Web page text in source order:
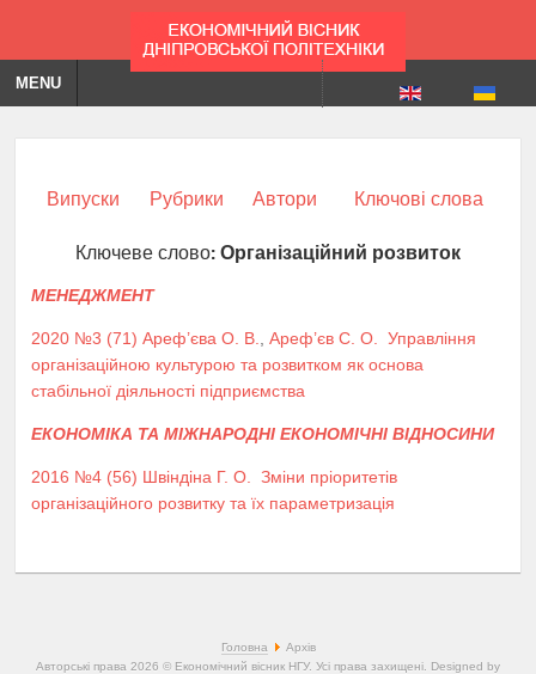
MENU
Випуски Рубрики Автори Ключові слова
Ключеве слово:Організаційний розвиток
МЕНЕДЖМЕНТ
2020 №3 (71) Ареф’єва О. В. Ареф’єв С. О.
Управління
організаційною культурою та розвитком як основа
стабільної діяльності підприємства
ЕКОНОМІКА ТА МІЖНАРОДНІ ЕКОНОМІЧНІ ВІДНОСИНИ
2016 №4 (56) Швіндіна Г. О.
Зміни пріоритетів
організаційного розвитку та їх параметризація
Головна
Архів
Авторські права 2026 © Економічний вісник НГУ. Усі права захищені. Designed by